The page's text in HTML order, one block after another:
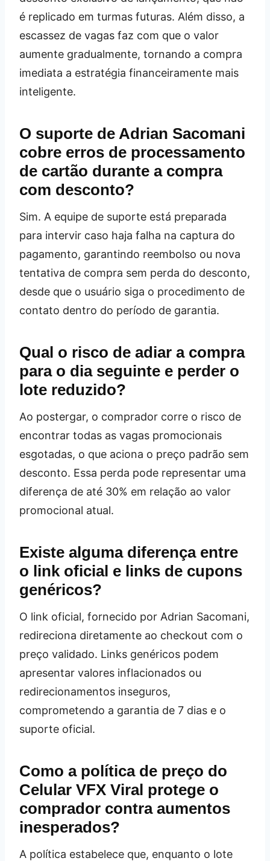
é replicado em turmas futuras. Além disso, a
escassez de vagas faz com que o valor
aumente gradualmente, tornando a compra
imediata a estratégia financeiramente mais
inteligente.
O suporte de Adrian Sacomani
cobre erros de processamento
de cartão durante a compra
com desconto?
Sim. A equipe de suporte está preparada
para intervir caso haja falha na captura do
pagamento, garantindo reembolso ou nova
tentativa de compra sem perda do desconto,
desde que o usuário siga o procedimento de
contato dentro do período de garantia.
Qual o risco de adiar a compra
para o dia seguinte e perder o
lote reduzido?
Ao postergar, o comprador corre o risco de
encontrar todas as vagas promocionais
esgotadas, o que aciona o preço padrão sem
desconto. Essa perda pode representar uma
diferença de até 30% em relação ao valor
promocional atual.
Existe alguma diferença entre
o link oficial e links de cupons
genéricos?
O link oficial, fornecido por Adrian Sacomani,
redireciona diretamente ao checkout com o
preço validado. Links genéricos podem
apresentar valores inflacionados ou
redirecionamentos inseguros,
comprometendo a garantia de 7 dias e o
suporte oficial.
Como a política de preço do
Celular VFX Viral protege o
comprador contra aumentos
inesperados?
A política estabelece que, enquanto o lote